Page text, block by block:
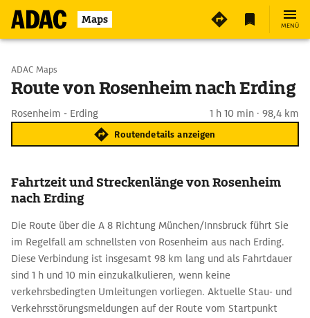
Maps MENÜ
Start wählen
ADAC Maps
Route von Rosenheim nach Erding
Rosenheim - Erding 1 h 10 min · 98,4 km
Routendetails anzeigen
Fahrtzeit und Streckenlänge von Rosenheim
nach Erding
Die Route über die A 8 Richtung München/Innsbruck führt Sie
im Regelfall am schnellsten von Rosenheim aus nach Erding.
Diese Verbindung ist insgesamt 98 km lang und als Fahrtdauer
sind 1 h und 10 min einzukalkulieren, wenn keine
verkehrsbedingten Umleitungen vorliegen. Aktuelle Stau- und
Verkehrsstörungsmeldungen auf der Route vom Startpunkt